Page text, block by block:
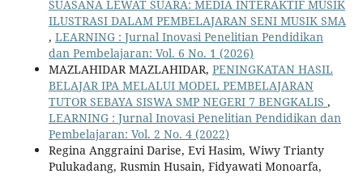
SUASANA LEWAT SUARA: MEDIA INTERAKTIF MUSIK
ILUSTRASI DALAM PEMBELAJARAN SENI MUSIK SMA
, LEARNING : Jurnal Inovasi Penelitian Pendidikan
dan Pembelajaran: Vol. 6 No. 1 (2026)
MAZLAHIDAR MAZLAHIDAR, PENINGKATAN HASIL
BELAJAR IPA MELALUI MODEL PEMBELAJARAN
TUTOR SEBAYA SISWA SMP NEGERI 7 BENGKALIS ,
LEARNING : Jurnal Inovasi Penelitian Pendidikan dan
Pembelajaran: Vol. 2 No. 4 (2022)
Regina Anggraini Darise, Evi Hasim, Wiwy Trianty
Pulukadang, Rusmin Husain, Fidyawati Monoarfa,